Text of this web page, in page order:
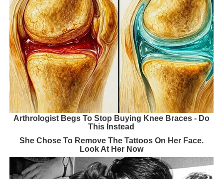
Arthrologist Begs To Stop Buying Knee Braces - Do
This Instead
She Chose To Remove The Tattoos On Her Face.
Look At Her Now